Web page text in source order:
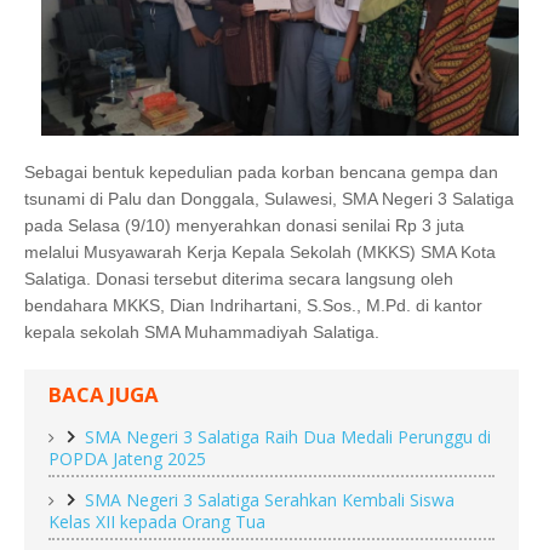
Sebagai bentuk kepedulian pada korban bencana gempa dan
tsunami di Palu dan Donggala, Sulawesi, SMA Negeri 3 Salatiga
pada Selasa (9/10) menyerahkan donasi senilai Rp 3 juta
melalui Musyawarah Kerja Kepala Sekolah (MKKS) SMA Kota
Salatiga. Donasi tersebut diterima secara langsung oleh
bendahara MKKS, Dian Indrihartani, S.Sos., M.Pd. di kantor
kepala sekolah SMA Muhammadiyah Salatiga.
BACA JUGA
SMA Negeri 3 Salatiga Raih Dua Medali Perunggu di
POPDA Jateng 2025
SMA Negeri 3 Salatiga Serahkan Kembali Siswa
Kelas XII kepada Orang Tua